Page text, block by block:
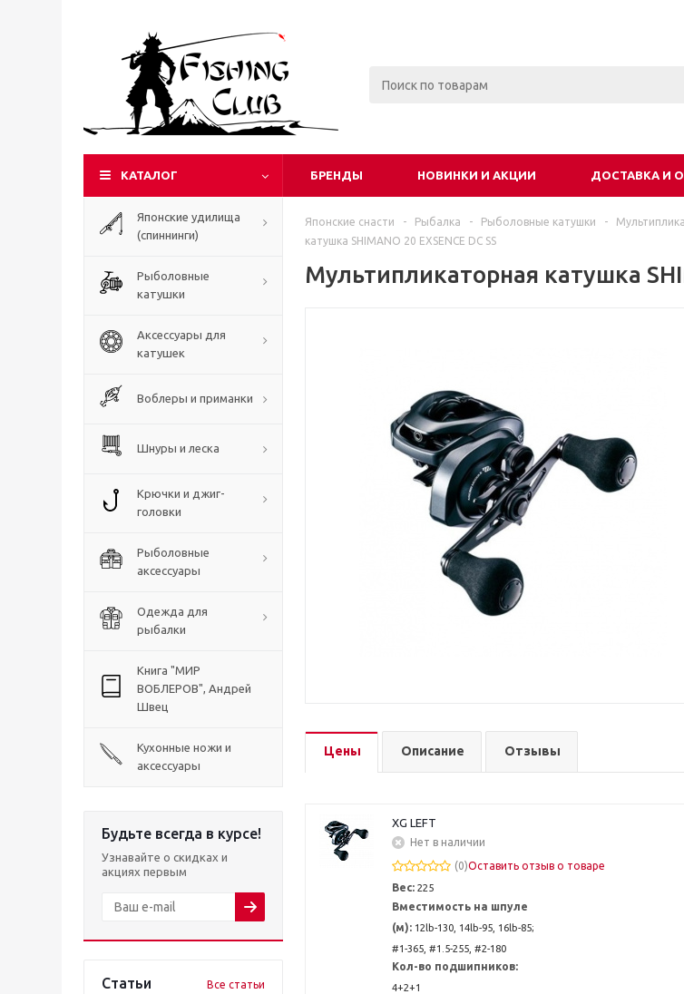
КАТАЛОГ БРЕНДЫ НОВИНКИ И АКЦИИ ДОСТАВКА И
Японские удилища
(спиннинги)
Рыболовные
катушки
Аксессуары для
катушек
Воблеры и приманки
Шнуры и леска
Крючки и джиг-
головки
Рыболовные
аксессуары
Одежда для
рыбалки
Книга "МИР
ВОБЛЕРОВ", Андрей
Швец
Кухонные ножи и
аксессуары
Будьте всегда в курсе!
Узнавайте о скидках и
акциях первым
Статьи Все статьи
Японские снасти - Рыбалка - Рыболовные катушки -
катушка SHIMANO 20 EXSENCE DC SS
Мультипликаторная катушка
Цены Описание Отзывы
XG LEFT
Нет в наличии
(0)Оставить отзыв о товаре
Вес: 225
Вместимость на шпуле
(м): 12lb-130, 14lb-95, 16lb-85;
#1-365, #1.5-255, #2-180
Кол-во подшипников:
4+2+1